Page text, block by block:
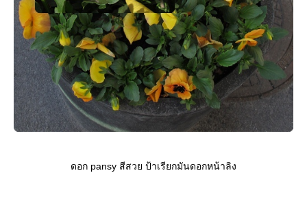
ดอก pansy สีสวย ป้าเรียกมันดอกหน้าลิง